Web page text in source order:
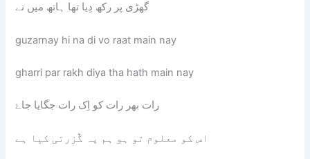
گھڑی پر رکھ دِیا تھا ہاتھ میں نے
guzarnay hi na di vo raat main nay
gharri par rakh diya tha hath main nay
رات بھر رات کو اِک رات جگایا جاۓ
اس کو معلوم تو ہو ہم پہ گٌزرتی کیا ہے